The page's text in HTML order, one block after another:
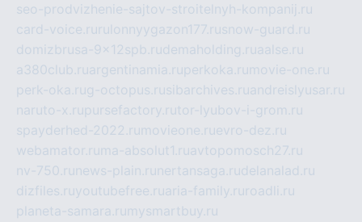
seo-prodvizhenie-sajtov-stroitelnyh-kompanij.ru
card-voice.ru rulonnyygazon177.rusnow-guard.ru
domizbrusa-9x12spb.rudemaholding.ruaalse.ru
a380club.ruargentinamia.ruperkoka.ru movie-one.ru
perk-oka.rug-octopus.rusibarchives.ruandreislyusar.ru
naruto-x.rupursefactory.rutor-lyubov-i-grom.ru
spayderhed-2022.ru movieone.ruevro-dez.ru
webamator.ru ma-absolut1.ruavtopomosch27.ru
nv-750.ru news-plain.ru nertansaga.rudelanalad.ru
dizfiles.ruyoutubefree.ruaria-family.ru roadli.ru
planeta-samara.ru mysmartbuy.ru